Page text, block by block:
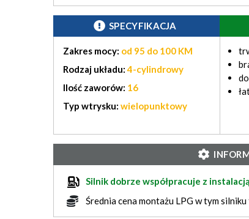
SPECYFIKACJA
Zakres mocy: od 95 do 100 KM
Rodzaj układu:4-cylindrowy
Ilość zaworów: 16
Typ wtrysku: wielopunktowy
Silnik dobrze współpracuje z
Średnia cena montażu LPG w tym